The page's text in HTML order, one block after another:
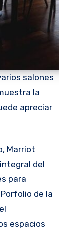
salones
la
apreciar
Marriot
del
para
de la
espacios